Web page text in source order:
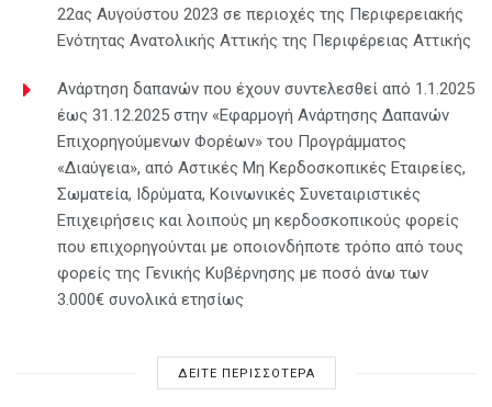
22ας Αυγούστου 2023 σε περιοχές της Περιφερειακής
Ενότητας Ανατολικής Αττικής της Περιφέρειας Αττικής
Ανάρτηση δαπανών που έχουν συντελεσθεί από 1.1.2025
έως 31.12.2025 στην «Εφαρμογή Ανάρτησης Δαπανών
Επιχορηγούμενων Φορέων» του Προγράμματος
«Διαύγεια», από Αστικές Μη Κερδοσκοπικές Εταιρείες,
Σωματεία, Ιδρύματα, Κοινωνικές Συνεταιριστικές
Επιχειρήσεις και λοιπούς μη κερδοσκοπικούς φορείς
που επιχορηγούνται με οποιονδήποτε τρόπο από τους
φορείς της Γενικής Κυβέρνησης με ποσό άνω των
3.000€ συνολικά ετησίως
ΔΕΙΤΕ ΠΕΡΙΣΣΟΤΕΡΑ